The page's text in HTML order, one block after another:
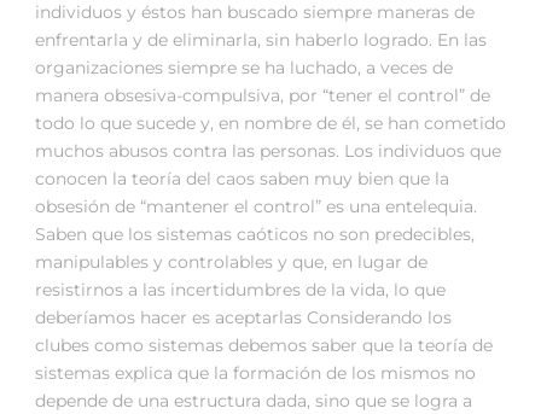
individuos y éstos han buscado siempre maneras de
enfrentarla y de eliminarla, sin haberlo logrado. En las
organizaciones siempre se ha luchado, a veces de
manera obsesiva-compulsiva, por “tener el control” de
todo lo que sucede y, en nombre de él, se han cometido
muchos abusos contra las personas. Los individuos que
conocen la teoría del caos saben muy bien que la
obsesión de “mantener el control” es una entelequia.
Saben que los sistemas caóticos no son predecibles,
manipulables y controlables y que, en lugar de
resistirnos a las incertidumbres de la vida, lo que
deberíamos hacer es aceptarlas Considerando los
clubes como sistemas debemos saber que la teoría de
sistemas explica que la formación de los mismos no
depende de una estructura dada, sino que se logra a